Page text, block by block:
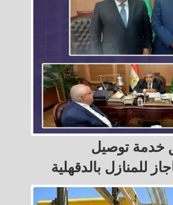
خدمة توصيل
للمنازل بالدقهلية